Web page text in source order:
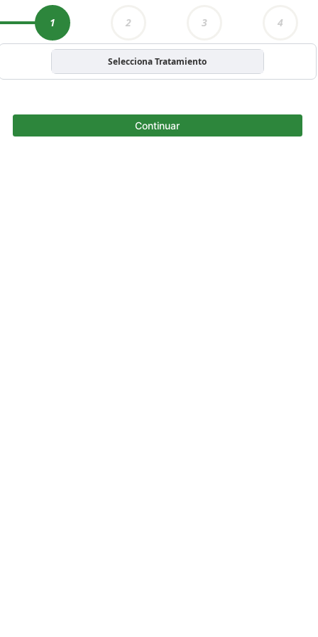
1 2 3 4
Selecciona Tratamiento
Continuar